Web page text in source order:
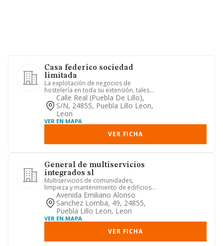
Casa federico sociedad
limitada
La explotación de negocios de
hostelería en toda su extensión, tales
como hoteles, hostales, pensio...
Calle Real (puebla De Lillo),
S/n, 24855, Puebla Lillo Leon,
Leon
VER EN MAPA
VER FICHA
General de multiservicios
integrados sl
Multiservicios de comunidades,
limpieza y mantenimiento de edificios,
jardineria, albanileria, y pe...
Avenida Emiliano Alonso
Sanchez Lomba, 49, 24855,
Puebla Lillo Leon, Leon
VER EN MAPA
VER FICHA